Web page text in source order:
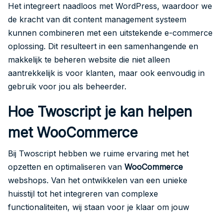
Het integreert naadloos met WordPress, waardoor we
de kracht van dit content management systeem
kunnen combineren met een uitstekende e-commerce
oplossing. Dit resulteert in een samenhangende en
makkelijk te beheren website die niet alleen
aantrekkelijk is voor klanten, maar ook eenvoudig in
gebruik voor jou als beheerder.
Hoe Twoscript je kan helpen
met WooCommerce
Bij Twoscript hebben we ruime ervaring met het
opzetten en optimaliseren van WooCommerce
webshops. Van het ontwikkelen van een unieke
huisstijl tot het integreren van complexe
functionaliteiten, wij staan voor je klaar om jouw